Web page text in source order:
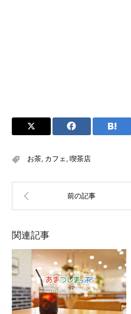
お茶 カフェ 喫茶店
関連記事